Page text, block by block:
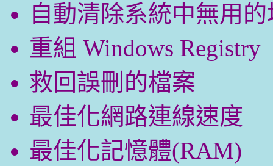
自動清除系統中無用
重組 Windows Registry
救回誤刪的檔案
最佳化網路連線速度
最佳化記憶體(RAM)